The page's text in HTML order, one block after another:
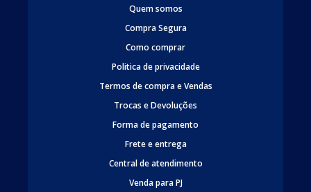
Quem somos
Compra Segura
Como comprar
Politica de privacidade
Termos de compra e Vendas
Trocas e Devoluções
Forma de pagamento
Frete e entrega
Central de atendimento
Venda para PJ